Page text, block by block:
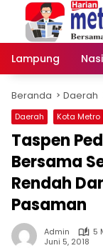
Langsung
konten
Lampung
Beranda Daerah
Daerah Kota Metro
Taspen
Bersama
Rendah
Pasaman
Admin
5
Juni 5, 2018